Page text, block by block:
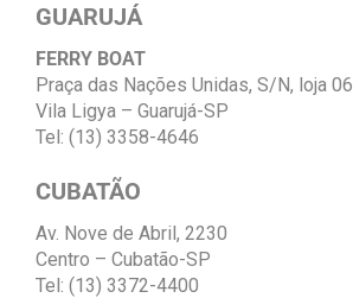
GUARUJÁ
FERRY BOAT
Praça das Nações Unidas, S/N, loja 06
Vila Ligya – Guarujá-SP
Tel: (13) 3358-4646
CUBATÃO
Av. Nove de Abril, 2230
Centro – Cubatão-SP
Tel: (13) 3372-4400